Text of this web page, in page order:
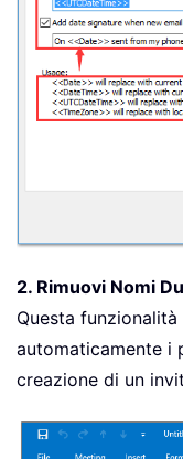
2. Rimuovi Nomi
Questa
automaticamente i
creazione di un